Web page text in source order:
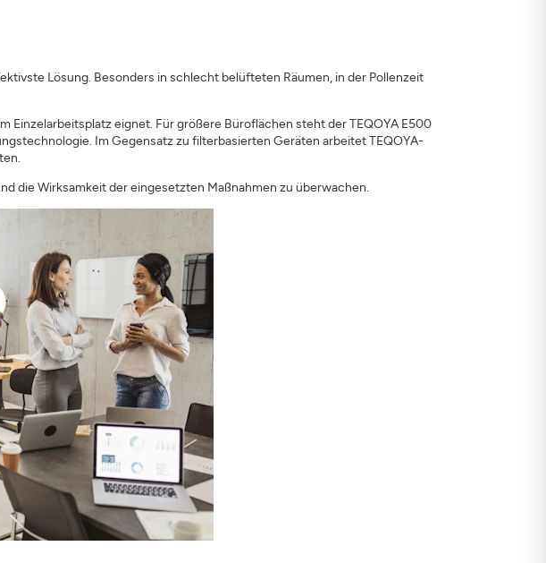
Lösung. Besonders in schlecht belüfteten Räumen, in der Pollenzeit
Einzelarbeitsplatz eignet. Für größere Büroflächen steht der TEQOYA E500
Im Gegensatz zu filterbasierten Geräten arbeitet TEQOYA-
die Wirksamkeit der eingesetzten Maßnahmen zu überwachen.